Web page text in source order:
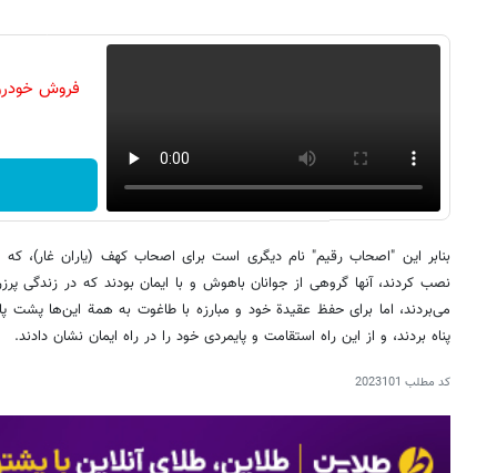
فروش
بنابر این‌ "اصحاب‌ رقیم‌" نام‌ دیگری‌ است‌ برای‌ اصحاب‌ کهف‌ (یاران‌ غار)، که‌
نصب‌ کردند، آنها گروهی‌ از جوانان‌ باهوش‌ و با ایمان‌ بودند که‌ در زندگی‌
می‌بردند، اما برای‌ حفظ‌ عقیدة‌ خود و مبارزه‌ با طاغوت‌ به‌ همة‌ این‌ها پشت‌
پناه‌ بردند، و از این‌ راه استقامت‌ و پایمردی‌ خود را در راه‌ ایمان‌ نشان‌ دادند.
کد مطلب 2023101